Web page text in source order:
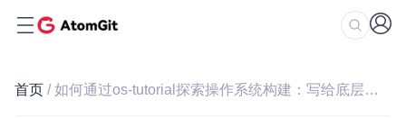
首页 / 如何通过os-tutorial探索操作系统构建：写给底层技术爱好者的实践指南